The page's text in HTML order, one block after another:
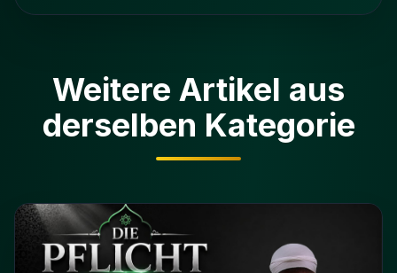
Weitere Artikel aus
derselben Kategorie